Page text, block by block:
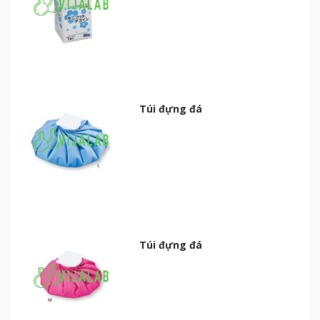
Túi đựng đá
Túi đựng đá